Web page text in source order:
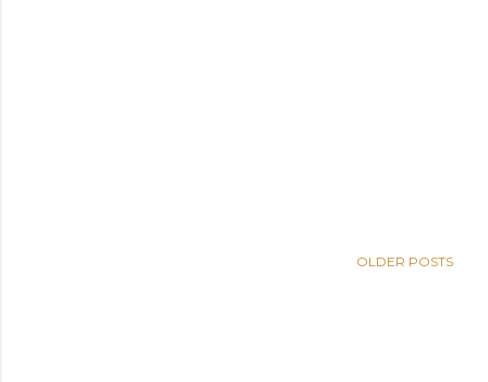
OLDER POSTS